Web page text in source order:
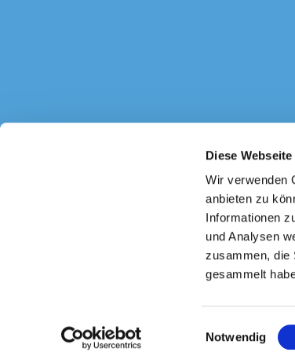
Diese
Wir verwenden
anbieten zu
Informationen
und Analysen
zusammen, die
gesammelt
i
Notwendig